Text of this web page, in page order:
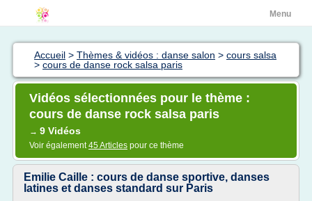
Menu
Accueil > Thèmes & vidéos : danse salon > cours salsa
> cours de danse rock salsa paris
Vidéos sélectionnées pour le thème :
cours de danse rock salsa paris
→ 9 Vidéos
Voir également45 Articles pour ce thème
Emilie Caille : cours de danse sportive, danses
latines et danses standard sur Paris